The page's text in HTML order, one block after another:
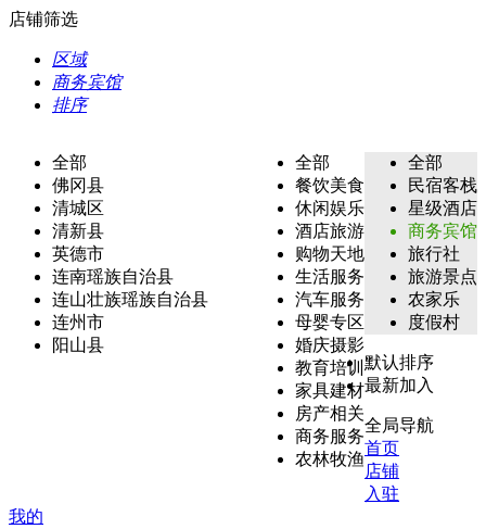
店铺筛选
区域
商务宾馆
排序
全部
佛冈县
清城区
清新县
英德市
连南瑶族自治县
连山壮族瑶族自治县
连州市
阳山县
全部
餐饮美食
休闲娱乐
酒店旅游
购物天地
生活服务
汽车服务
母婴专区
婚庆摄影
教育培训
家具建材
房产相关
商务服务
农林牧渔
全部
民宿客栈
星级酒店
商务宾馆
旅行社
旅游景点
农家乐
度假村
默认排序
最新加入
全局导航
首页
店铺
入驻
我的